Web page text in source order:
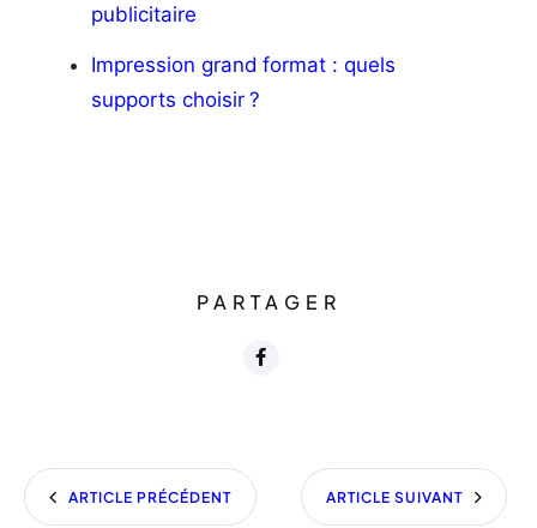
publicitaire
Impression grand format : quels
supports choisir ?
PARTAGER
ARTICLE PRÉCÉDENT ARTICLE SUIVANT